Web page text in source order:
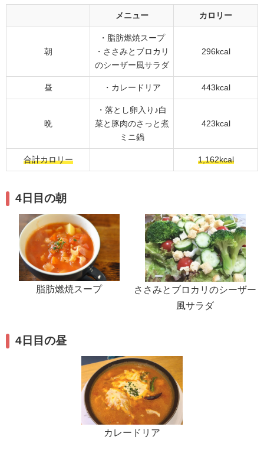
メニュー カロリー
朝
・脂肪燃焼スープ
・ささみとブロカリ
のシーザー風サラダ
296kcal
昼 ・カレードリア 443kcal
晩
・落とし卵入り♪白
菜と豚肉のさっと煮
ミニ鍋
423kcal
合計カロリー 1,162kcal
4日目の朝
脂肪燃焼スープ
ささみとブロカリのシーザー
風サラダ
4日目の昼
カレードリア